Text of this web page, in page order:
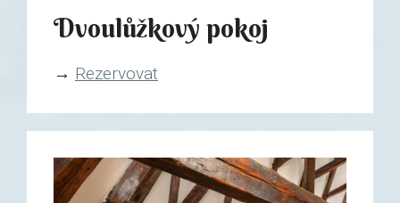
Dvoulůžkový pokoj
→ Rezervovat